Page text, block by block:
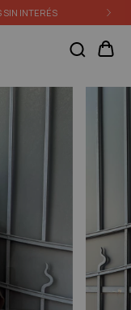
SIN INTERÉS